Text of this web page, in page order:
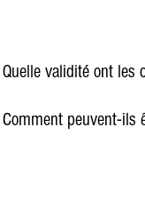
Quelle validité ont les
Comment peuvent-ils